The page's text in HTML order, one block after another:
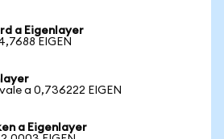
a Eigenlayer
EIGEN
a 0,736222 EIGEN
a Eigenlayer